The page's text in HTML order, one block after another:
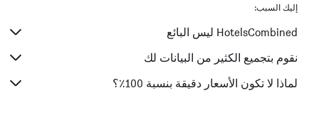
إليك السبب:
HotelsCombined ليس البائع
نقوم بتجميع الكثير من البيانات لك
لماذا لا تكون الأسعار دقيقة بنسبة 100٪؟